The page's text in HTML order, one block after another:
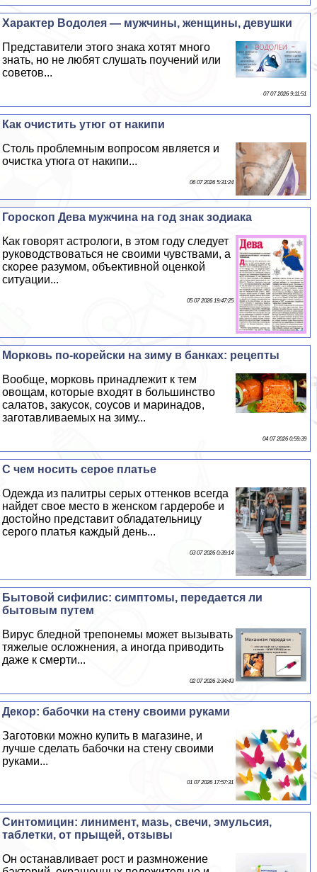
Хаpaктер Водолея — мужчины, женщины, дeвyшки
Представители этого знака хотят много
знать, но не любят слушать поучений или
советов...
07 07 2026 9:11:51
Как очистить утюг от накипи
Столь проблемным вопросом является и
очистка утюга от накипи...
06 07 2026 5:31:24
Гороскоп Дева мужчина на год знак зодиака
Как говорят астрологи, в этом году следует
руководствоваться не своими чувствами, а
скорее разумом, объективной оценкой
ситуации...
05 07 2026 19:47:25
Морковь по-корейски на зиму в банках: рецепты
Вообще, морковь принадлежит к тем
овощам, которые входят в большинство
салатов, закусок, соусов и маринадов,
заготавливаемых на зиму...
04 07 2026 0:59:39
С чем носить серое платье
Одежда из палитры серых оттенков всегда
найдет свое место в женском гардеробе и
достойно представит обладательницу
серого платья каждый день...
03 07 2026 0:39:14
Бытовой сифилис: симптомы, передается ли
бытовым путем
Вирус бледной трепонемы может вызывать
тяжелые осложнения, а иногда приводить
даже к cмepти...
02 07 2026 3:34:43
Декор: бабочки на стену своими руками
Заготовки можно купить в магазине, и
лучше сделать бабочки на стену своими
руками...
01 07 2026 17:57:31
Синтомицин: линимент, мазь, свечи, эмульсия,
таблетки, от прыщей, отзывы
Он останавливает рост и размножение